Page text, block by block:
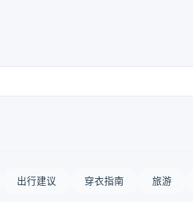
出行建议 穿衣指南 旅游